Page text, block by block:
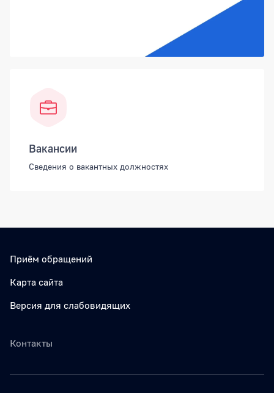
Вакансии
Сведения о вакантных должностях
Приём обращений
Карта сайта
Версия для слабовидящих
Контакты